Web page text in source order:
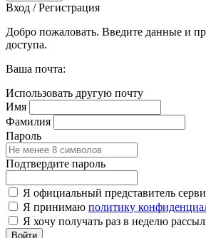
Вход / Регистрация
Добро пожаловать. Введите данные и
доступа.
Ваша почта:
Использовать другую почту
Имя
Фамилия
Пароль
Подтвердите пароль
Я официальный представитель
Я принимаю политику
Я хочу получать раз в неделю
Войти